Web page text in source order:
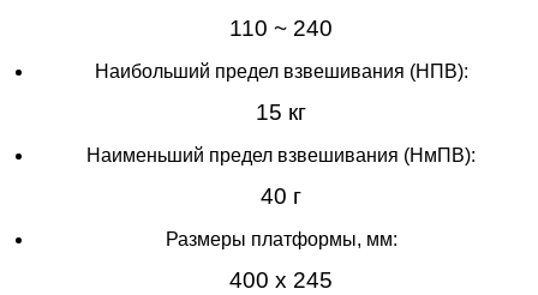
110 ~ 240
Наибольший предел взвешивания (НПВ):
15 кг
Наименьший предел взвешивания (НмПВ):
40 г
Размеры платформы, мм:
400 х 245